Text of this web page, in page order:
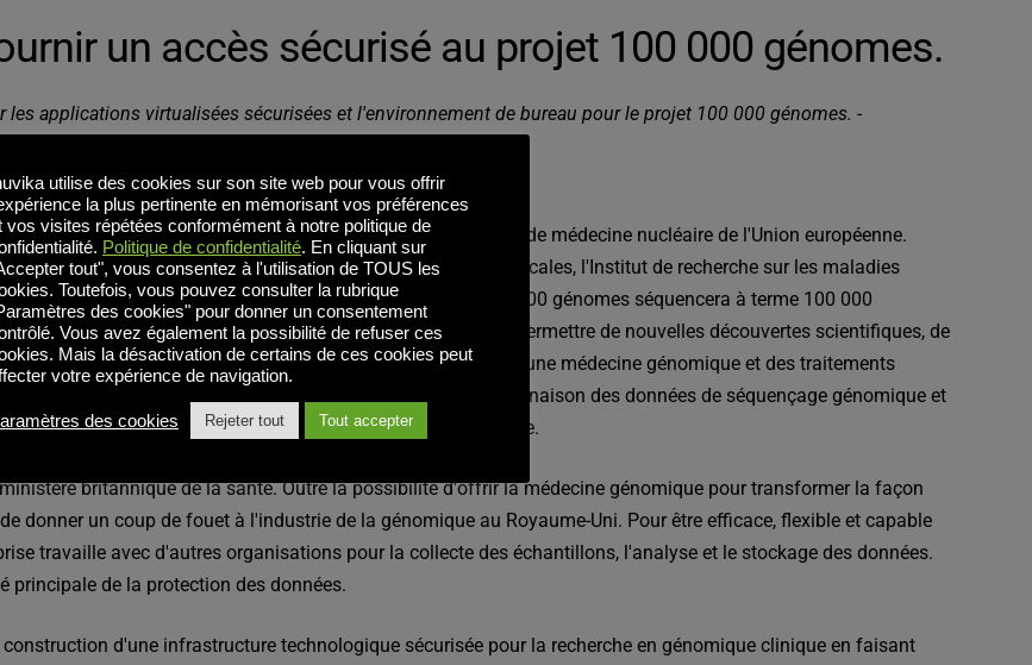
un accès sécurisé au projet 100 000 génomes.
applications virtualisées sécurisées et l'environnement de bureau pour le projet 100 000 génomes. -
un nouveau service de médecine génomique pour l'Institut de médecine nucléaire de l'Union européenne.
de permettre de nouvelles découvertes scientifiques et médicales, l'Institut de recherche sur les maladies
de recherche sur les maladies infectieuses.
Projet 100 000 génomes séquencera à terme 100 000
atteints de maladies rares et de cancers. Le projet vise à permettre de nouvelles découvertes scientifiques, de
Une fois le projet achevé, le NHS sera en mesure d'offrir une médecine génomique et des traitements
difficiles à traiter. Cet objectif sera atteint grâce à la combinaison des données de séquençage génomique et
grand projet national de séquençage de ce type au monde.
britannique de la santé. Outre la possibilité d'offrir la médecine génomique pour transformer la façon
donner un coup de fouet à l'industrie de la génomique au Royaume-Uni. Pour être efficace, flexible et capable
travaille avec d'autres organisations pour la collecte des échantillons, l'analyse et le stockage des données.
principale de la protection des données.
d'une infrastructure technologique sécurisée pour la recherche en génomique clinique en faisant
utilise des cookies sur son site web pour vous offrir
la plus pertinente en mémorisant vos préférences
vos visites répétées conformément à notre politique de
Politique de confidentialité. En cliquant sur
tout", vous consentez à l'utilisation de TOUS les
Toutefois, vous pouvez consulter la rubrique
des cookies" pour donner un consentement
Vous avez également la possibilité de refuser ces
Mais la désactivation de certains de ces cookies peut
votre expérience de navigation.
des cookies Rejeter tout Tout accepter